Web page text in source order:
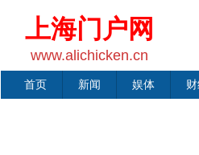
上海门户网
www.alichicken.cn
首页 新闻 娱体